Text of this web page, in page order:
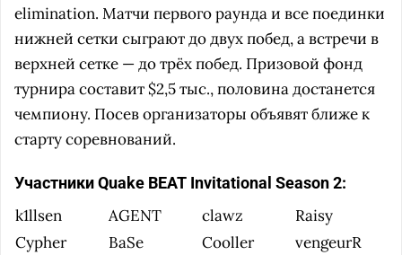
elimination. Матчи первого раунда и все поединки
нижней сетки сыграют до двух побед, а встречи в
верхней сетке — до трёх побед. Призовой фонд
турнира составит $2,5 тыс., половина достанется
чемпиону. Посев организаторы объявят ближе к
старту соревнований.
Участники Quake BEAT Invitational Season 2:
k1llsen AGENT clawz
Raisy
Cypher
BaSe Cooller vengeurR